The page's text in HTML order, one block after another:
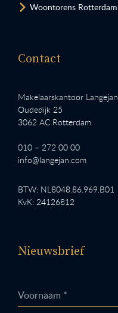
Woontorens Rotterdam
Contact
Makelaarskantoor Langejan
Oudedijk 25
3062 AC Rotterdam
010 – 272 00 00
info@langejan.com
BTW: NL8048.86.969.B01
KvK: 24126812
Nieuwsbrief
Voornaam *